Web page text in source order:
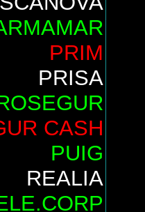
PRIM
PRISA
CASH
PUIG
REALIA